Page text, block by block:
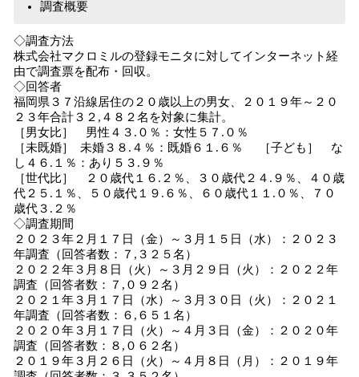
調査概要
◇調査方法
株式会社マクロミルの登録モニタに対してインターネット経
由で調査票を配布・回収。
◇回答者
福岡県３７沿線居住の２０歳以上の男女、２０１９年～２０
２３年合計３２,４８２名を対象に集計。
［男女比］ 男性４３.０％：女性５７.０％
［未既婚］ 未婚３８.４％：既婚６１.６％ ［子ども］ な
し４６.１％：あり５３.９％
［世代比］ ２０歳代１６.２％、３０歳代２４.９％、４０歳
代２５.１％、５０歳代１９.６％、６０歳代１１.０％、７０
歳代３.２％
◇調査期間
２０２３年２月１７日（金）～３月１５日（水）：２０２３
年調査（回答者数：７,３２５名）
２０２２年３月８日（火）～３月２９日（火）：２０２２年
調査（回答者数：７,０９２名）
２０２１年３月１７日（水）～３月３０日（火）：２０２１
年調査（回答者数：６,６５１名）
２０２０年３月１７日（火）～４月３日（金）：２０２０年
調査（回答者数：８,０６２名）
２０１９年３月２６日（火）～４月８日（月）：２０１９年